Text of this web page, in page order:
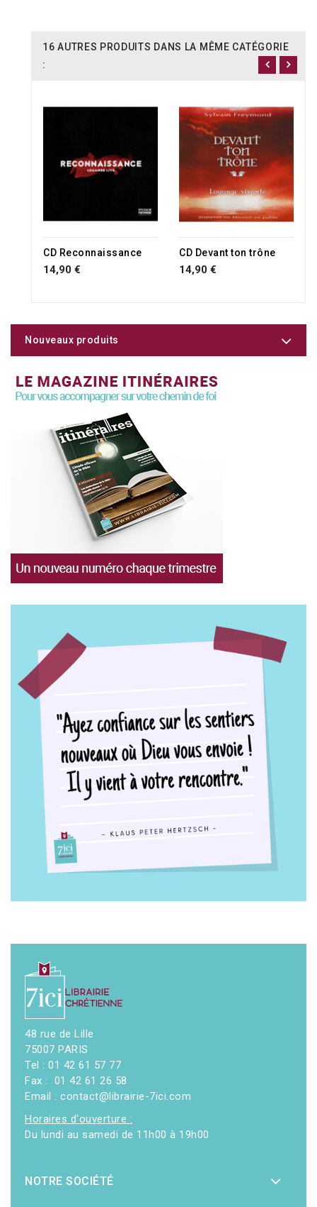
16 AUTRES PRODUITS DANS LA MÊME CATÉGORIE
:
CD Reconnaissance
14,90 €
CD Devant ton trône
14,90 €
Nouveaux produits
48 rue de Lille
75007 PARIS
Tel : 01 42 61 57 77
Fax : 01 42 61 26 58
Email : contact@librairie-7ici.com
Horaires d'ouverture :
Du lundi au samedi de 11h00 à 19h00
NOTRE SOCIÉTÉ